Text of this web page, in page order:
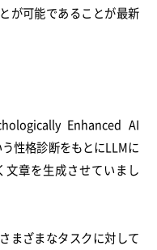
が可能であることが最新
Enhanced AI
性格診断をもとにLLMに
章を生成させていまし
まざまなタスクに対して